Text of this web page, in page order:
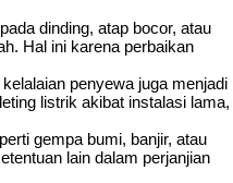
dinding, atap bocor, atau
Hal ini karena perbaikan
penyewa juga menjadi
listrik akibat instalasi lama,
gempa bumi, banjir, atau
lain dalam perjanjian